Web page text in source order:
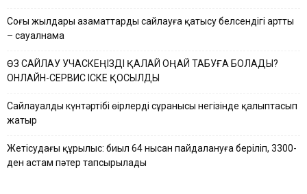
Соңғы жылдары азаматтардың сайлауға қатысу белсендігі артты
– сауалнама
ӨЗ САЙЛАУ УЧАСКЕҢІЗДІ ҚАЛАЙ ОҢАЙ ТАБУҒА БОЛАДЫ?
ОНЛАЙН-СЕРВИС ІСКЕ ҚОСЫЛДЫ
Сайлауалды күнтәртібі өңірлердің сұранысы негізінде қалыптасып
жатыр
Жетісудағы құрылыс: биыл 64 нысан пайдалануға беріліп, 3300-
ден астам пәтер тапсырылады